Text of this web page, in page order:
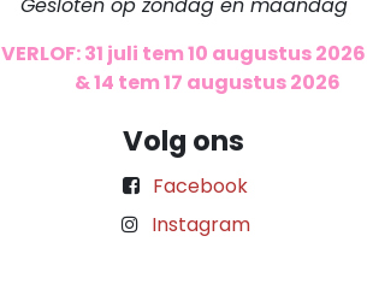
Gesloten op zondag en maandag
VERLOF: 31 juli tem 10 augustus 2026
& 14 tem 17 augustus 2026
Volg ons
Facebook
Instagram